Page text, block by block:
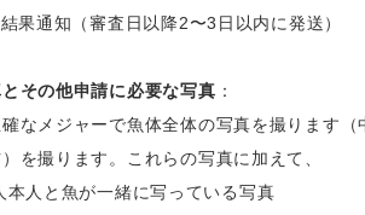
果通知（審査日以降2〜3日以内に発送）
その他申請に必要な写真 ：
確なメジャーで魚体全体の写真を撮ります
を撮ります。これらの写真に加えて、
本人と魚が一緒に写っている写真